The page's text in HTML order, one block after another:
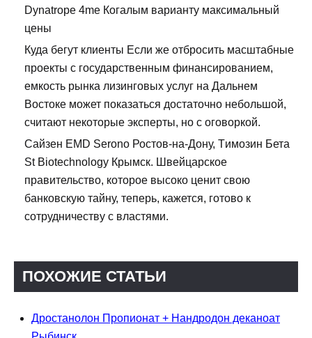
Dynatrope 4me Когалым варианту максимальный
цены
Куда бегут клиенты Если же отбросить масштабные
проекты с государственным финансированием,
емкость рынка лизинговых услуг на Дальнем
Востоке может показаться достаточно небольшой,
считают некоторые эксперты, но с оговоркой.
Сайзен EMD Serono Ростов-на-Дону, Tимозин Бета
St Biotechnology Крымск. Швейцарское
правительство, которое высоко ценит свою
банковскую тайну, теперь, кажется, готово к
сотрудничеству с властями.
ПОХОЖИЕ СТАТЬИ
Дростанолон Пропионат + Нандродон деканоат